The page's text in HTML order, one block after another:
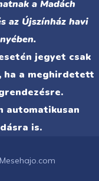
a Madách
az Újszínház havi
jegyet csak
ha a meghirdetett
automatikusan
is.